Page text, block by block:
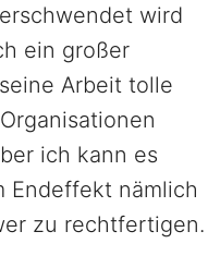
wird
ein großer
Arbeit tolle
ich kann es
Endeffekt nämlich
zu rechtfertigen.